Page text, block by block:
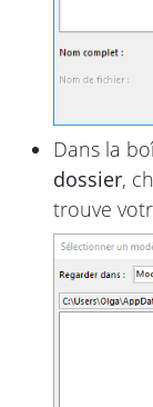
Dans la
dossier,
trouve